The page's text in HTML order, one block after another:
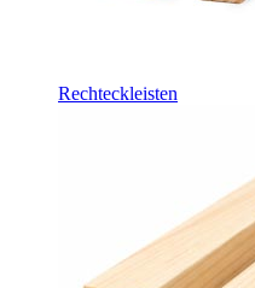
Rechteckleisten